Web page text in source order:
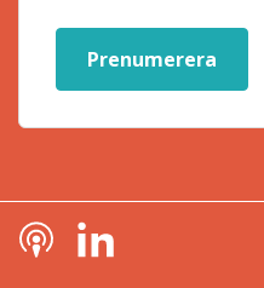
Prenumerera